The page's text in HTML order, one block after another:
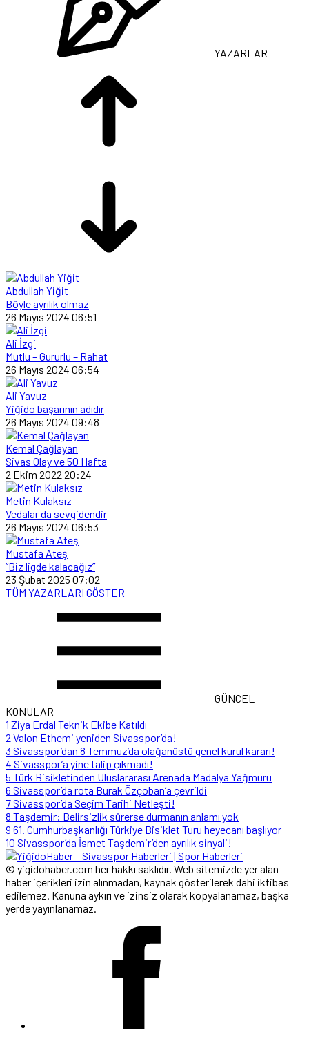
YAZARLAR
Abdullah Yiğit
Böyle ayrılık olmaz
26 Mayıs 2024 06:51
Ali İzgi
Mutlu – Gururlu – Rahat
26 Mayıs 2024 06:54
Ali Yavuz
Yiğido başarının adıdır
26 Mayıs 2024 09:48
Kemal Çağlayan
Sivas Olay ve 50 Hafta
2 Ekim 2022 20:24
Metin Kulaksız
Vedalar da sevgidendir
26 Mayıs 2024 06:53
Mustafa Ateş
“Biz ligde kalacağız”
23 Şubat 2025 07:02
TÜM YAZARLARI GÖSTER
GÜNCEL
KONULAR
1 Ziya Erdal Teknik Ekibe Katıldı
2 Valon Ethemi yeniden Sivasspor’da!
3 Sivasspor’dan 8 Temmuz’da olağanüstü genel kurul kararı!
4 Sivasspor’a yine talip çıkmadı!
5 Türk Bisikletinden Uluslararası Arenada Madalya Yağmuru
6 Sivasspor’da rota Burak Özçoban’a çevrildi
7Sivasspor’da Seçim Tarihi Netleşti!
8 Taşdemir: Belirsizlik sürerse durmanın anlamı yok
9 61. Cumhurbaşkanlığı Türkiye Bisiklet Turu heyecanı başlıyor
10 Sivasspor’da İsmet Taşdemir’den ayrılık sinyali!
© yigidohaber.com her hakkı saklıdır. Web sitemizde yer alan
haber içerikleri izin alınmadan, kaynak gösterilerek dahi iktibas
edilemez. Kanuna aykırı ve izinsiz olarak kopyalanamaz, başka
yerde yayınlanamaz.